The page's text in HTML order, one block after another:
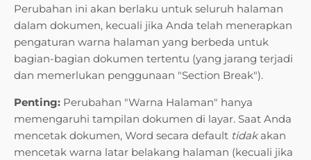
Perubahan ini akan berlaku untuk seluruh halaman
dalam dokumen, kecuali jika Anda telah menerapkan
pengaturan warna halaman yang berbeda untuk
bagian-bagian dokumen tertentu (yang jarang terjadi
dan memerlukan penggunaan "Section Break").
Penting: Perubahan "Warna Halaman" hanya
memengaruhi tampilan dokumen di layar. Saat Anda
mencetak dokumen, Word secara default tidakakan
mencetak warna latar belakang halaman (kecuali jika